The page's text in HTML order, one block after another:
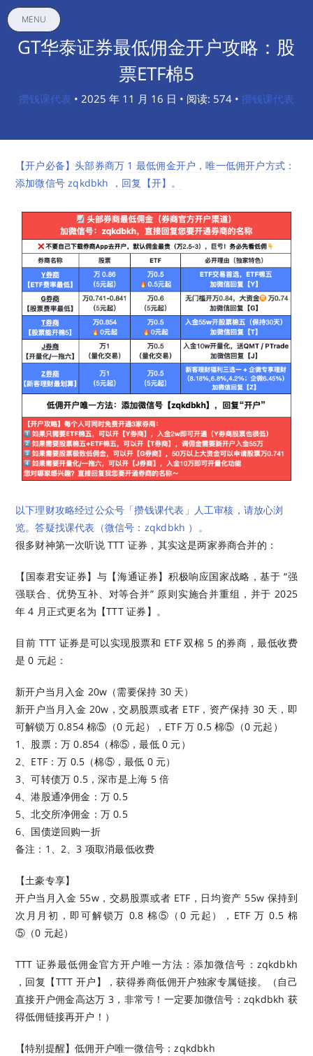
MENU
GT华泰证券最低佣金开户攻略：股
票ETF棉5
攒钱课代表 • 2025 年 11 月 16 日 • 阅读: 574 • 攒钱课代表
【开户必备】头部券商万 1 最低佣金开户，唯一低佣开户方式：
添加微信号 zqkdbkh ，回复【开】。
以下理财攻略经过公众号「攒钱课代表」人工审核，请放心浏
览。答疑找课代表（微信号：zqkdbkh ）。
很多财神第一次听说 TTT 证券，其实这是两家券商合并的：
【国泰君安证券】与【海通证券】积极响应国家战略，基于 “强
强联合、优势互补、对等合并” 原则实施合并重组，并于 2025
年 4 月正式更名为【TTT 证券】。
目前 TTT 证券是可以实现股票和 ETF 双棉 5 的券商，最低收费
是 0 元起：
新开户当月入金 20w（需要保持 30 天）
新开户当月入金 20w，交易股票或者 ETF，资产保持 30 天，即
可解锁万 0.854 棉⑤（0 元起），ETF 万 0.5 棉⑤（0 元起）
1、股票：万 0.854（棉⑤，最低 0 元）
2、ETF：万 0.5（棉⑤，最低 0 元）
3、可转债万 0.5，深市是上海 5 倍
4、港股通净佣金：万 0.5
5、北交所净佣金：万 0.5
6、国债逆回购一折
备注：1、2、3 项取消最低收费
【土豪专享】
开户当月入金 55w，交易股票或者 ETF，日均资产 55w 保持到
次月月初，即可解锁万 0.8 棉⑤（0 元起），ETF 万 0.5 棉
⑤（0 元起）
TTT 证券最低佣金官方开户唯一方法：添加微信号：zqkdbkh
，回复【TTT 开户】，获得券商低佣开户独家专属链接。（自己
直接开户佣金高达万 3，非常亏！一定要加微信号：zqkdbkh 获
得低佣链接再开户！）
【特别提醒】低佣开户唯一微信号：zqkdbkh